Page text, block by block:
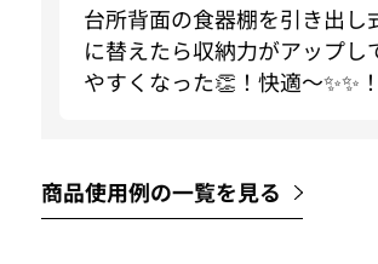
台所背面の食器棚を引き出し
に替えたら収納力がアップし
やすくなった👏！快適〜✨✨
商品使用例の一覧を見る